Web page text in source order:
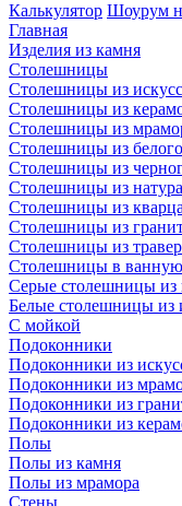
Калькулятор Шоурум
Главная
Изделия из камня
Столешницы
Столешницы из
Столешницы из
Столешницы из
Столешницы из
Столешницы из
Столешницы из
Столешницы из кварца
Столешницы из
Столешницы из
Столешницы в ванную
Серые столешницы из
Белые столешницы из
С мойкой
Подоконники
Подоконники из
Подоконники из
Подоконники из
Подоконники из
Полы
Полы из камня
Полы из мрамора
Стены